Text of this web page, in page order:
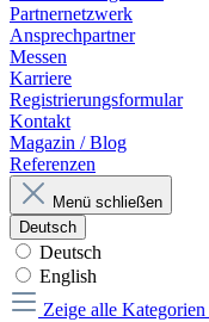
Partnernetzwerk
Ansprechpartner
Messen
Karriere
Registrierungsformular
Kontakt
Magazin / Blog
Referenzen
Menü schließen
Deutsch
Deutsch
English
Zeige alle Kategorien